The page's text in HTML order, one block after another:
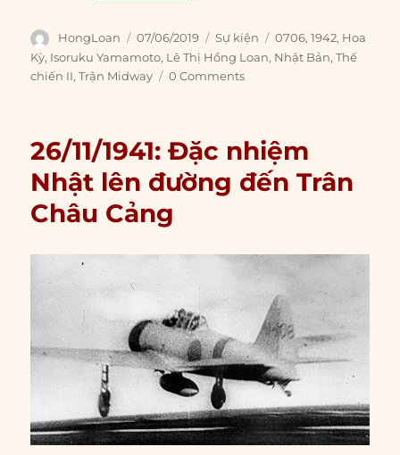
Author
HongLoan
Posted
on
07/06/2019 Categories
Sự kiện Tags
0706,1942, Hoa
Kỳ, Isoruku Yamamoto, Lê Thị Hồng Loan, Nhật Bản,Thế
chiến II,Trận Midway 0 Comments
26/11/1941: Đặc nhiệm
Nhật lên đường đến Trân
Châu Cảng